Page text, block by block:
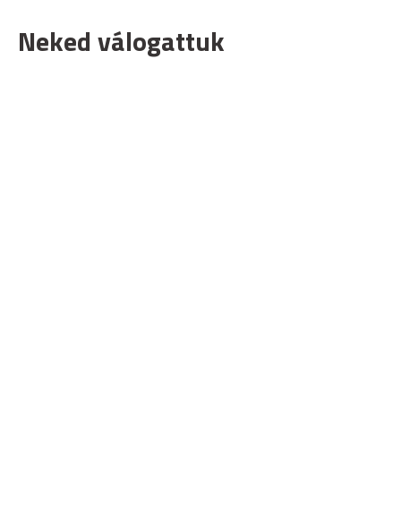
Neked válogattuk